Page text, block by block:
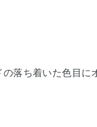
落ち着いた色目